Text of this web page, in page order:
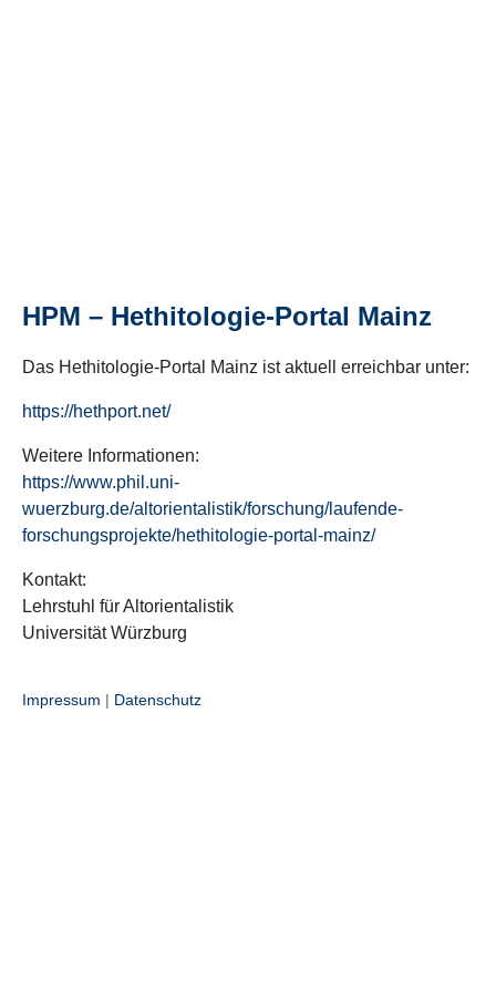
HPM – Hethitologie-Portal Mainz
Das Hethitologie-Portal Mainz ist aktuell erreichbar unter:
https://hethport.net/
Weitere Informationen:
https://www.phil.uni-
wuerzburg.de/altorientalistik/forschung/laufende-
forschungsprojekte/hethitologie-portal-mainz/
Kontakt:
Lehrstuhl für Altorientalistik
Universität Würzburg
Impressum | Datenschutz